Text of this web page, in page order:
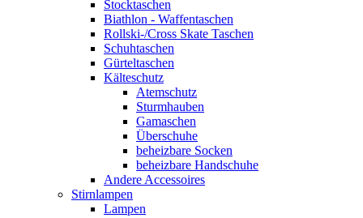
Stocktaschen
Biathlon - Waffentaschen
Rollski-/Cross Skate Taschen
Schuhtaschen
Gürteltaschen
Kälteschutz
Atemschutz
Sturmhauben
Gamaschen
Überschuhe
beheizbare Socken
beheizbare Handschuhe
Andere Accessoires
Stirnlampen
Lampen